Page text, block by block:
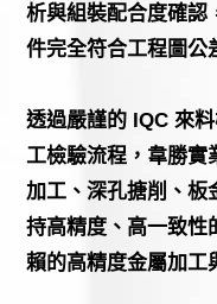
析與組裝配合度確認
件完全符合工程圖公
透過嚴謹的 IQC 來
工檢驗流程，韋勝實
加工、深孔搪削、板
持高精度、高一致性
賴的高精度金屬加工